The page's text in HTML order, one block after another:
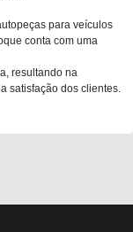
para veículos
conta com uma
resultando na
satisfação dos clientes.